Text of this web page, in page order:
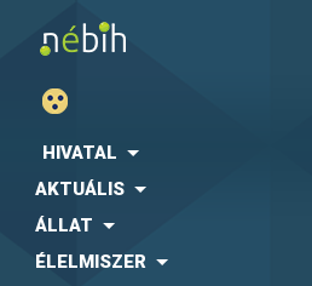
HIVATAL
AKTUÁLIS
ÁLLAT
ÉLELMISZER